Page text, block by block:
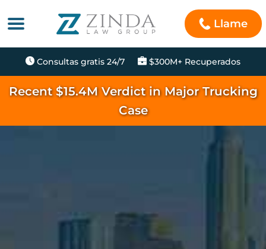
Llame
Consultas gratis 24/7 $300M+ Recuperados
Recent $15.4M Verdict in Major Trucking
Case